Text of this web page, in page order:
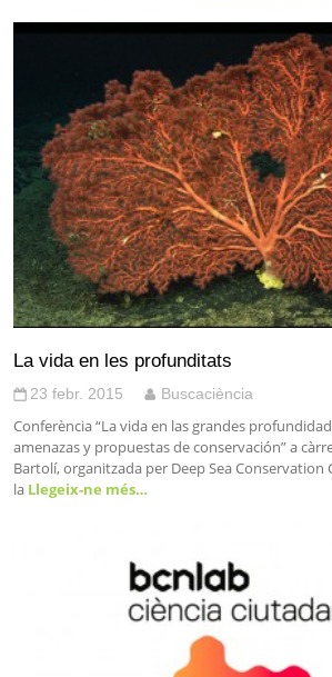
La vida en les profunditats
23 febr. 2015 Buscaciència
Conferència “La vida en las grandes
amenazas y propuestas de conservación” a
Bartolí, organitzada per Deep Sea Conservation
la Llegeix-ne més…